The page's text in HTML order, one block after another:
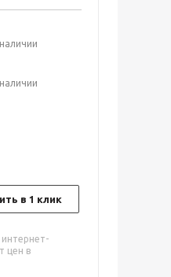
в наличии
в наличии
в 1 клик
цен в